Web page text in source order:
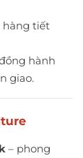
hàng tiết
hành
giao.
– phong